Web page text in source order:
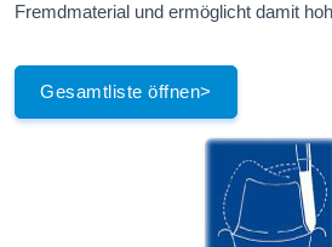
Fremdmaterial und ermöglicht damit
Gesamtliste öffnen>